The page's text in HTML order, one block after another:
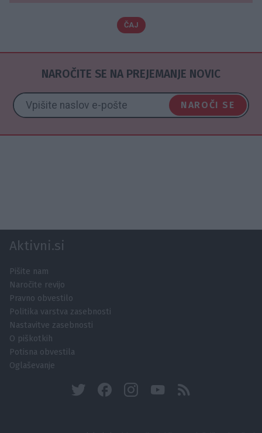
ČAJ
NAROČITE SE NA PREJEMANJE NOVIC
NAROČI SE
Aktivni.si
Pišite nam
Naročite revijo
Pravno obvestilo
Politika varstva zasebnosti
Nastavitve zasebnosti
O piškotkih
Potisna obvestila
Oglaševanje